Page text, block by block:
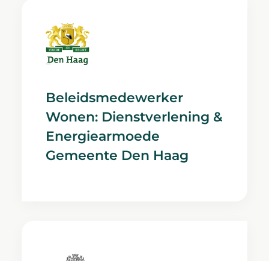
Beleidsmedewerker
Wonen: Dienstverlening &
Energiearmoede
Gemeente Den Haag